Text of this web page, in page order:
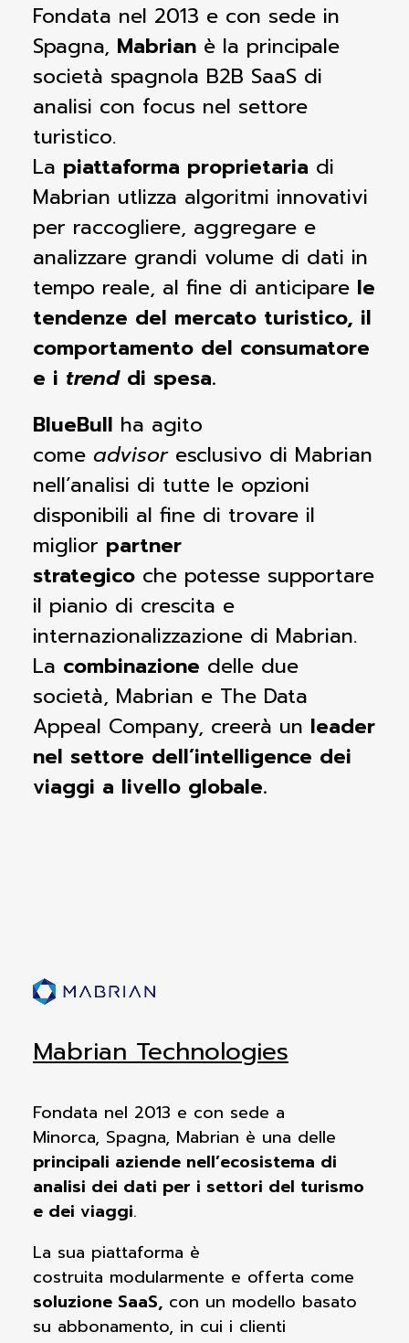
Fondata nel 2013 e con sede in
Spagna, Mabrian è la principale
società spagnola B2B SaaS di
analisi con focus nel settore
turistico.
La piattaforma proprietaria di
Mabrian utlizza algoritmi innovativi
per raccogliere, aggregare e
analizzare grandi volume di dati in
tempo reale, al fine di anticipare le
tendenze del mercato turistico, il
comportamento del consumatore
e i trenddi spesa.
BlueBull ha agito
come advisoresclusivo di Mabrian
nell’analisi di tutte le opzioni
disponibili al fine di trovare il
miglior partner
strategico che potesse supportare
il pianio di crescita e
internazionalizzazione di Mabrian.
La combinazione delle due
società, Mabrian e The Data
Appeal Company, creerà un leader
nel settore dell’intelligence dei
viaggi a livello globale.
Mabrian Technologies
Fondata nel 2013 e con sede a
Minorca, Spagna, Mabrian è una delle
principali aziende nell’ecosistema di
analisi dei dati per i settori del turismo
e dei viaggi.
La sua piattaforma è
costruita modularmente e offerta come
soluzione SaaS, con un modello basato
su abbonamento, in cui i clienti